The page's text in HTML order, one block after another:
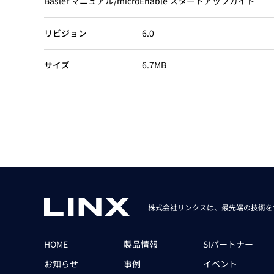
Basler
Teledyne Photometorics
産業用カメラレンズ
オートフォーカスモジュール
リビジョン 6.0
サイズ 6.7MB
株式会社リンクスは、最先端の技術
HOME
お知らせ
製品情報
事例
SIパートナー
イベント